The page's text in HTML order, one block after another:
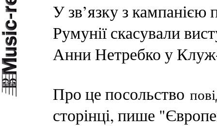
У зв’язку з кампанією
Румунії скасували
Анни Нетребко у
Про це посольство
сторінці, пише